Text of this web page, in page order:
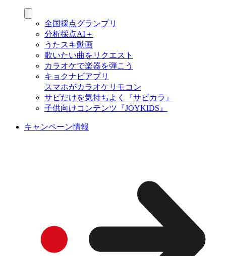
全国採点グランプリ
分析採点AI＋
うたスキ動画
歌いたい曲をリクエスト
カラオケで楽器を弾こう
キョクナビアプリ
スマホがカラオケリモコン
サビだけを気持ちよく『サビカラ』
子供向けコンテンツ『JOYKIDS』
キャンペーン情報